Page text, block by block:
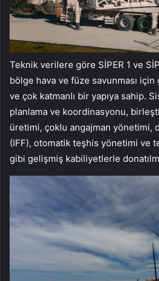
Teknik verilere göre SİPER 1 ve
bölge hava ve füze savunması
ve çok katmanlı bir yapıya sahip.
planlama ve koordinasyonu,
üretimi, çoklu angajman yönetimi,
(IFF), otomatik teşhis yönetimi ve
gibi gelişmiş kabiliyetlerle